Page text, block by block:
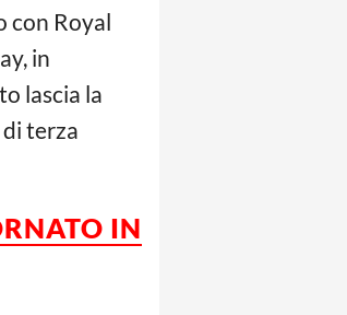
con Royal
in
lascia la
terza
IN